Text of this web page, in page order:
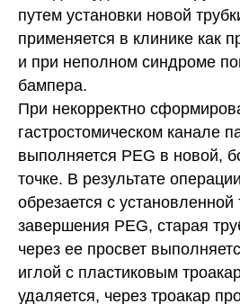
путем установки новой
применяется в клинике как
и при неполном синдроме
бампера.
При некорректно
гастростомическом канале
выполняется PEG в новой,
точке. В результате
обрезается с
завершения PEG, старая
через ее просвет
иглой с пластиковым
удаляется, через троакар